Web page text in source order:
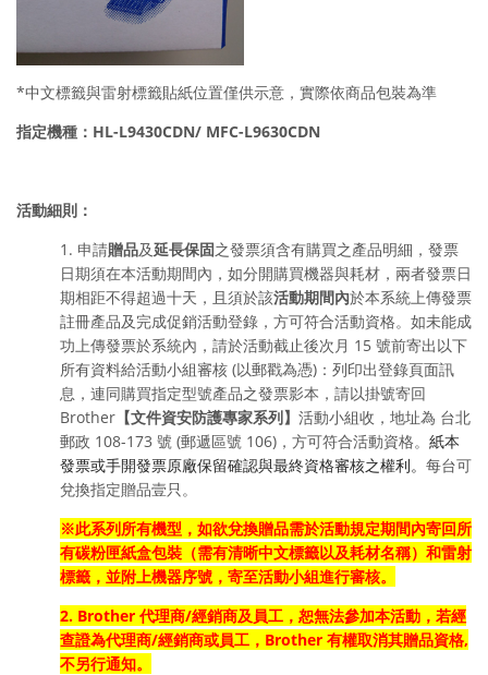
*中文標籤與雷射標籤貼紙位置僅供示意，實際依商品包裝為準
指定機種： HL-L9430CDN/ MFC-L9630CDN
活動細則：
1. 申請贈品及延長保固之發票須含有購買之產品明細，發票
日期須在本活動期間內 ，如分開購買機器與耗材，兩者發票日
期相距不得超過十天 ，且須於該活動期間內於本系統上傳發票
註冊產品及完成促銷活動登錄，方可符合活動資格。如未能成
功上傳發票於系統內，請於活動截止後次月 15 號前寄出以下
所有資料給活動小組審核 (以郵戳為憑)：列印出登錄頁面訊
息，連同購買指定型號產品之發票影本， 請以掛號寄回
Brother 【文件資安防護專家系列】 活動小組收，地址為 台北
郵政 108-173 號 (郵遞區號 106) ，方可符合活動資格。 紙本
發票或手開發票原廠保留確認與最終資格審核之權利。 每台可
兌換指定贈品壹只。
※此系列所有機型， 如欲兌換贈品需於活動規定期間內寄回所
有碳粉匣紙盒包裝（需有清晰中文標籤以及耗材名稱） 和雷射
標籤 ，並附上機器序號，寄至活動小組進行審核。
2. Brother 代理商/經銷商及員工，恕無法參加本活動，若經
查證為代理商/經銷商或員工，Brother 有權取消其贈品資格,
不另行通知。